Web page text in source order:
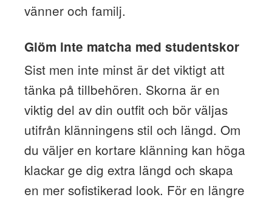
vänner och familj.
Glöm inte matcha med studentskor
Sist men inte minst är det viktigt att
tänka på tillbehören. Skorna är en
viktig del av din outfit och bör väljas
utifrån klänningens stil och längd. Om
du väljer en kortare klänning kan höga
klackar ge dig extra längd och skapa
en mer sofistikerad look. För en längre